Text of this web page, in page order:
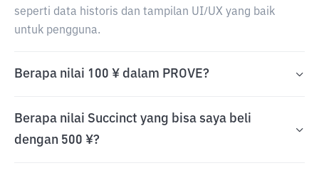
seperti data historis dan tampilan UI/UX yang baik
untuk pengguna.
Berapa nilai 100 ¥ dalam PROVE?
Berapa nilai Succinct yang bisa saya beli
dengan 500 ¥?